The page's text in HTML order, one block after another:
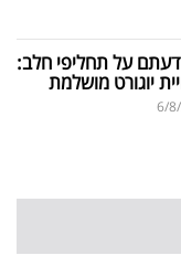
על תחליפי חלב:
יוגורט מושלמת
6/